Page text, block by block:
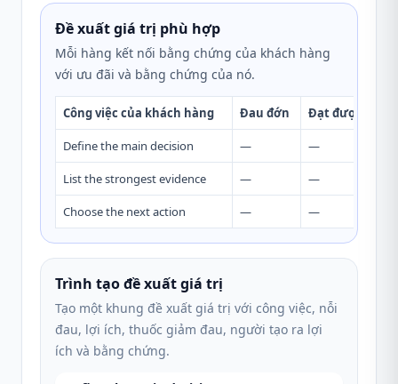
Đề xuất giá trị phù hợp
Mỗi hàng kết nối bằng chứng của khách hàng
với ưu đãi và bằng chứng của nó.
Công việc của khách hàng Đau đớn Đạt được
Define the main decision — —
List the strongest evidence — —
Choose the next action — —
Trình tạo đề xuất giá trị
Tạo một khung đề xuất giá trị với công việc, nỗi
đau, lợi ích, thuốc giảm đau, người tạo ra lợi
ích và bằng chứng.